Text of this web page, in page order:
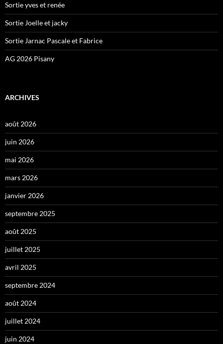
Sortie yves et renée
Sortie Joelle et jacky
Sortie Jarnac Pascale et Fabrice
AG 2026 Pisany
ARCHIVES
août 2026
juin 2026
mai 2026
mars 2026
janvier 2026
septembre 2025
août 2025
juillet 2025
avril 2025
septembre 2024
août 2024
juillet 2024
juin 2024